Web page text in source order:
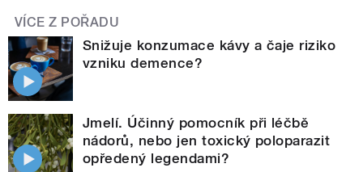
VÍCE Z POŘADU
Snižuje konzumace kávy a čaje riziko
vzniku demence?
Jmelí. Účinný pomocník při léčbě
nádorů, nebo jen toxický poloparazit
opředený legendami?